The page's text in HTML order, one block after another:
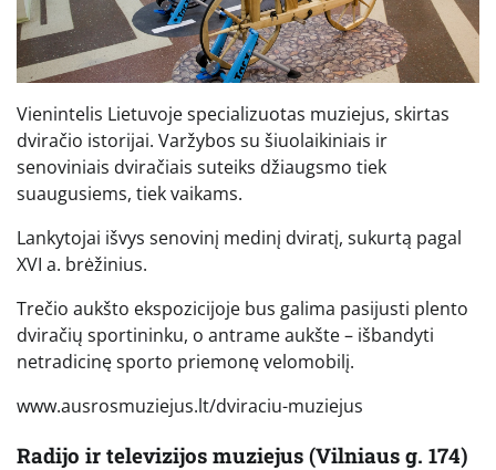
Vienintelis Lietuvoje specializuotas muziejus, skirtas
dviračio istorijai. Varžybos su šiuolaikiniais ir
senoviniais dviračiais suteiks džiaugsmo tiek
suaugusiems, tiek vaikams.
Lankytojai išvys senovinį medinį dviratį, sukurtą pagal
XVI a. brėžinius.
Trečio aukšto ekspozicijoje bus galima pasijusti plento
dviračių sportininku, o antrame aukšte – išbandyti
netradicinę sporto priemonę velomobilį.
www.ausrosmuziejus.lt/dviraciu-muziejus
Radijo ir televizijos muziejus (Vilniaus g. 174)